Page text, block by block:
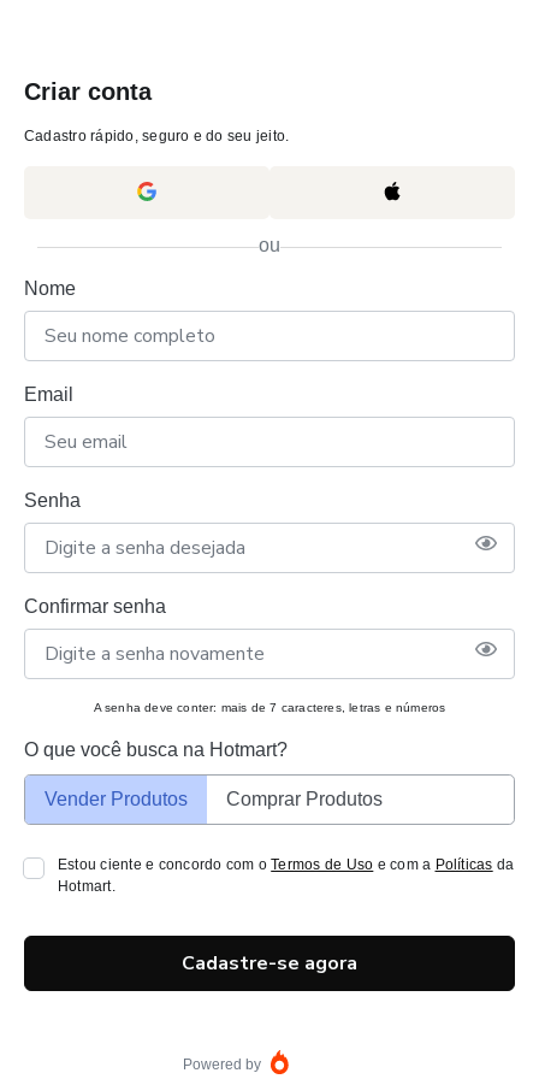
Criar conta
Cadastro rápido, seguro e do seu jeito.
ou
Nome
Email
Senha
Confirmar senha
A senha deve conter: mais de 7 caracteres, letras e números
O que você busca na Hotmart?
Vender Produtos Comprar Produtos
Estou ciente e concordo com oTermos de Uso e com a Políticas da
Hotmart.
Cadastre-se agora
Powered by